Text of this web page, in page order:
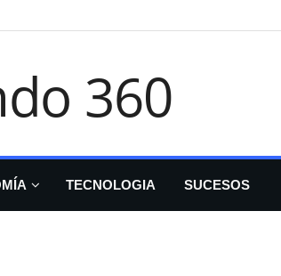
TECNOLOGIA SUCESOS